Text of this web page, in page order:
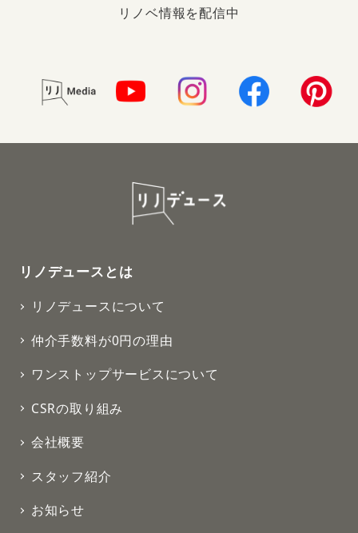
リノベ情報を配信中
リノデュースとは
リノデュースについて
仲介手数料が0円の理由
ワンストップサービスについて
CSRの取り組み
会社概要
スタッフ紹介
お知らせ